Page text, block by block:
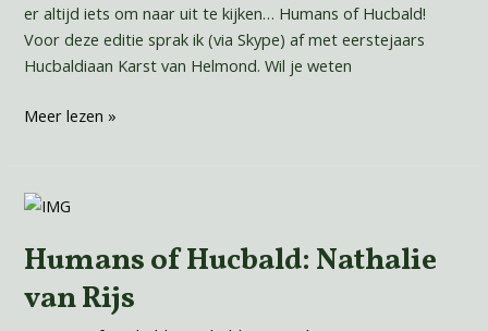
er altijd iets om naar uit te kijken… Humans of Hucbald!
Voor deze editie sprak ik (via Skype) af met eerstejaars
Hucbaldiaan Karst van Helmond. Wil je weten
Meer lezen »
Humans of Hucbald: Nathalie
van Rijs
Humans
Hucbald:
van